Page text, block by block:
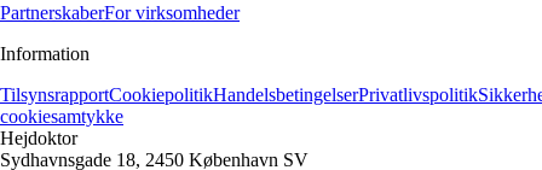
PartnerskaberFor virksomheder
Information
TilsynsrapportCookiepolitikHandelsbetingelserPrivatlivspolitik
cookiesamtykke
Hejdoktor
Sydhavnsgade 18, 2450 København SV